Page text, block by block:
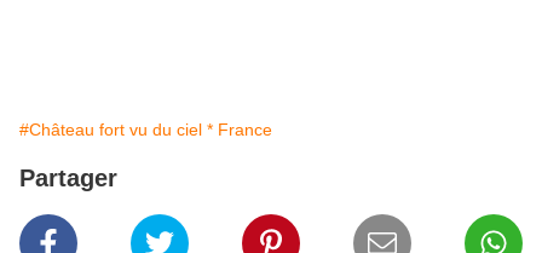
#Château fort vu du ciel * France
Partager